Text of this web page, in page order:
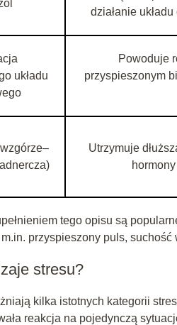
działanie
układu
Powoduje
przyspieszonym
Utrzymuje
tego opisu są
przyspieszony puls,
stresu?
kilka istotnych kategorii
reakcja na pojedynczą